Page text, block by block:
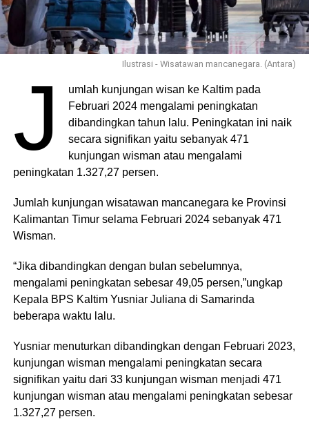
Ilustrasi - Wisatawan mancanegara. (Antara)
J
umlah kunjungan wisan ke Kaltim pada
Februari 2024 mengalami peningkatan
dibandingkan tahun lalu. Peningkatan ini naik
secara signifikan yaitu sebanyak 471
kunjungan wisman atau mengalami
peningkatan 1.327,27 persen.
Jumlah kunjungan wisatawan mancanegara ke Provinsi
Kalimantan Timur selama Februari 2024 sebanyak 471
Wisman.
“Jika dibandingkan dengan bulan sebelumnya,
mengalami peningkatan sebesar 49,05 persen,”ungkap
Kepala BPS Kaltim Yusniar Juliana di Samarinda
beberapa waktu lalu.
Yusniar menuturkan dibandingkan dengan Februari 2023,
kunjungan wisman mengalami peningkatan secara
signifikan yaitu dari 33 kunjungan wisman menjadi 471
kunjungan wisman atau mengalami peningkatan sebesar
1.327,27 persen.